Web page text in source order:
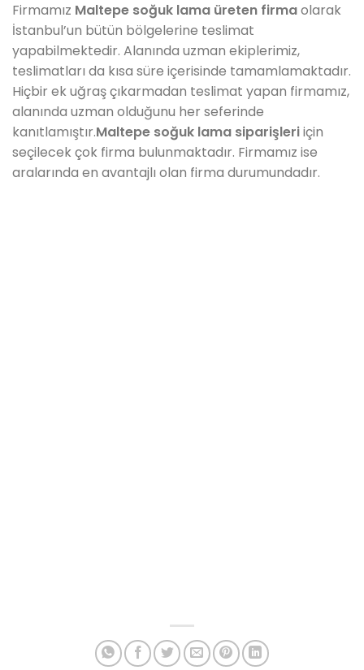
Firmamız Maltepe soğuk lama üreten firmaolarak
İstanbul’un bütün bölgelerine teslimat
yapabilmektedir. Alanında uzman ekiplerimiz,
teslimatları da kısa süre içerisinde tamamlamaktadır.
Hiçbir ek uğraş çıkarmadan teslimat yapan firmamız,
alanında uzman olduğunu her seferinde
kanıtlamıştır.Maltepe soğuk lama siparişleriiçin
seçilecek çok firma bulunmaktadır. Firmamız ise
aralarında en avantajlı olan firma durumundadır.